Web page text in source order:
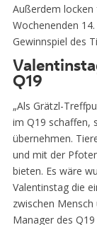
Außerdem locken
Wochenenden
Gewinnspiel des
Q19
„Als Grätzl-
im Q19 schaffen,
übernehmen.
und mit der
bieten. Es wäre
Valentinstag die
zwischen
Manager des Q19